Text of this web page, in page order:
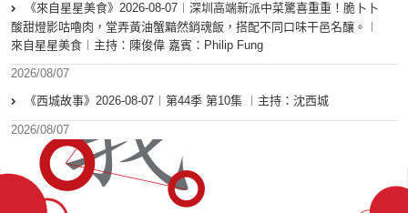
《來自星星美食》2026-08-07︱深圳高端新派中菜驚喜重重！脆卜卜
酸甜燈影咕嚕肉，堂弄黃油蟹黯然銷魂飯，搭配不同口味干邑名釀。︱
來自星星美食︱主持：陳俊偉 嘉賓：Philip Fung
2026/08/07
《西城故事》2026-08-07︱第44季 第10集 ︱主持：沈西城
2026/08/07